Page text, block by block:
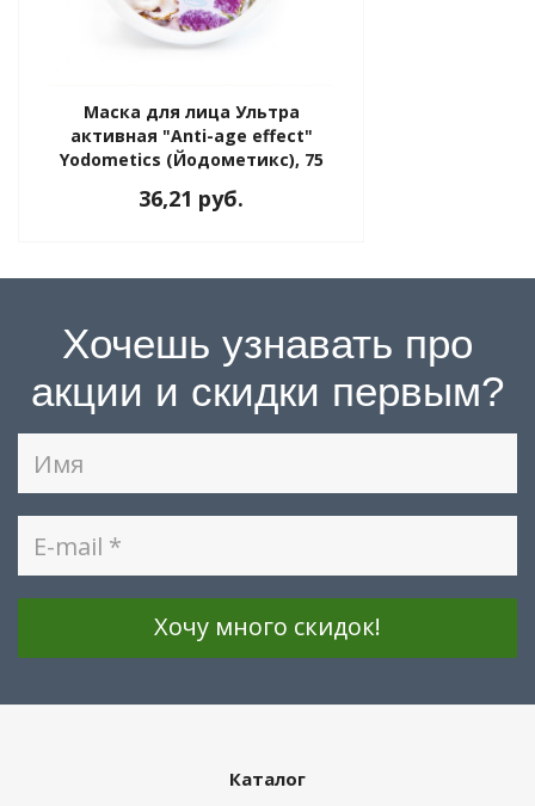
Маска для лица Ультра
активная "Anti-age effect"
Yodometics (Йодометикс), 75
36,21 руб.
Хочешь узнавать про
акции и скидки первым?
Каталог